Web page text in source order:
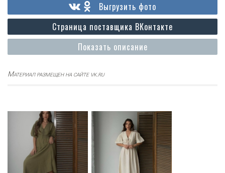
Показать описание
Страница поставщика ВКонтакте
Выгрузить фото
Материал размещен на сайте vk.ru